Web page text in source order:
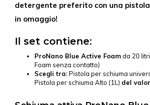
detergente preferito con una
in omaggio!
Il set contiene:
ProNano Blue Active Foamda 20
Foam senza contatto)
Scegli tra:Pistola per schiuma
Pistola per schiuma Alto (1L) del